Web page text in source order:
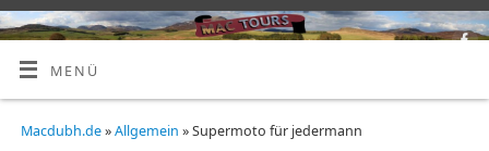
MENÜ
Macdubh.de»Allgemein » Supermoto für jedermann